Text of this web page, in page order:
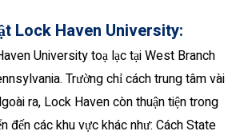
Lock Haven University:
University toạ lạc tại West Branch
Trường chỉ cách trung tâm vài
ra, Lock Haven còn thuận tiện trong
đến các khu vực khác như: Cách State